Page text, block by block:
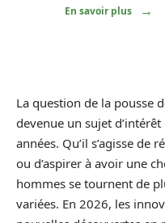
En savoir plus
La question de la pousse
devenue un sujet
années. Qu’il s’agisse de
ou d’aspirer à avoir une
hommes se tournent de
variées. En 2026, les